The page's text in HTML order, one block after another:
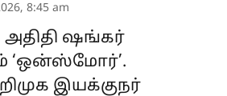
8:45 am
ஷங்கர்
‘ஒன்ஸ்மோர்’.
இயக்குநர்